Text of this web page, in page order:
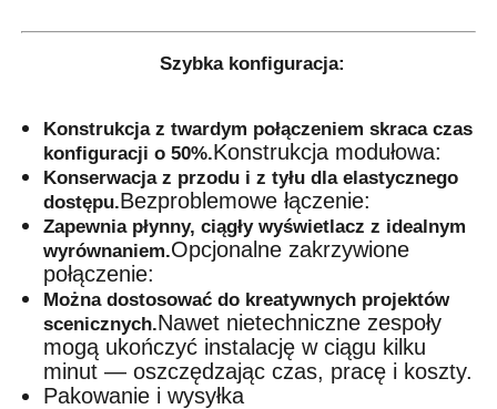
Szybka konfiguracja:
Konstrukcja z twardym połączeniem skraca czas
konfiguracji o 50%.Konstrukcja modułowa:
Konserwacja z przodu i z tyłu dla elastycznego
dostępu.Bezproblemowe łączenie:
Zapewnia płynny, ciągły wyświetlacz z idealnym
wyrównaniem.Opcjonalne zakrzywione
połączenie:
Można dostosować do kreatywnych projektów
scenicznych.Nawet nietechniczne zespoły
mogą ukończyć instalację w ciągu kilku
minut — oszczędzając czas, pracę i koszty.
Pakowanie i wysyłka